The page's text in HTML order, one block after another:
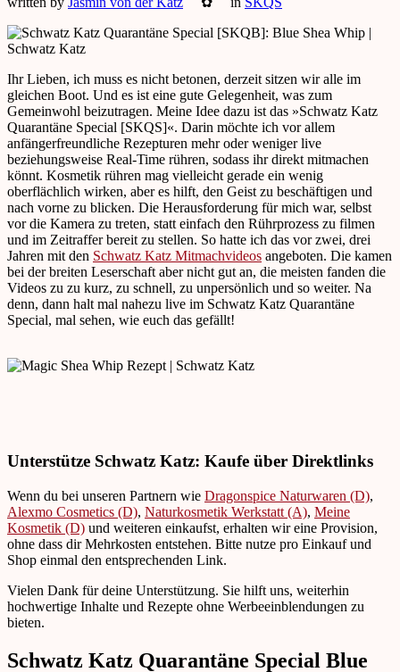
Ihr Lieben, ich muss es nicht betonen, derzeit sitzen wir alle im
gleichen Boot. Und es ist eine gute Gelegenheit, was zum
Gemeinwohl beizutragen. Meine Idee dazu ist das »Schwatz Katz
Quarantäne Special [SKQS]«. Darin möchte ich vor allem
anfängerfreundliche Rezepturen mehr oder weniger live
beziehungsweise Real-Time rühren, sodass ihr direkt mitmachen
könnt. Kosmetik rühren mag vielleicht gerade ein wenig
oberflächlich wirken, aber es hilft, den Geist zu beschäftigen und
nach vorne zu blicken. Die Herausforderung für mich war, selbst
vor die Kamera zu treten, statt einfach den Rührprozess zu filmen
und im Zeitraffer bereit zu stellen. So hatte ich das vor zwei, drei
Jahren mit den Schwatz Katz Mitmachvideos angeboten. Die kamen
bei der breiten Leserschaft aber nicht gut an, die meisten fanden die
Videos zu zu kurz, zu schnell, zu unpersönlich und so weiter. Na
denn, dann halt mal nahezu live im Schwatz Katz Quarantäne
Special, mal sehen, wie euch das gefällt!
Unterstütze Schwatz Katz: Kaufe über Direktlinks
Wenn du bei unseren Partnern wie Dragonspice Naturwaren (D),
Alexmo Cosmetics (D), Naturkosmetik Werkstatt (A), Meine
Kosmetik (D) und weiteren einkaufst, erhalten wir eine Provision,
ohne dass dir Mehrkosten entstehen. Bitte nutze pro Einkauf und
Shop einmal den entsprechenden Link.
Vielen Dank für deine Unterstützung. Sie hilft uns, weiterhin
hochwertige Inhalte und Rezepte ohne Werbeeinblendungen zu
bieten.
Schwatz Katz Quarantäne Special Blue